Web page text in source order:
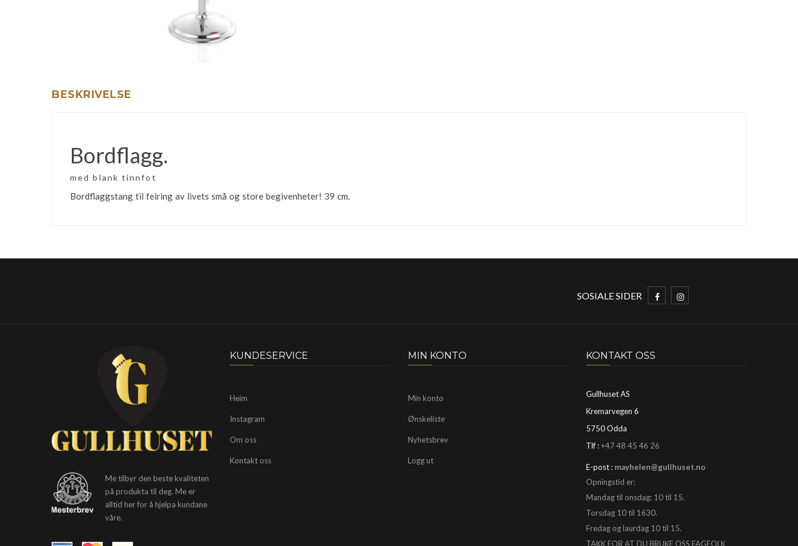
BESKRIVELSE
Bordflagg.
med blank tinnfot
Bordflaggstang til feiring av livets små og store begivenheter! 39 cm.
SOSIALE SIDER
Me tilbyr den beste kvaliteten
på produkta til deg. Me er
alltid her for å hjelpa kundane
våre.
KUNDESERVICE
Heim
Instagram
Om oss
Kontakt oss
MIN KONTO
Min konto
Ønskeliste
Nyhetsbrev
Logg ut
KONTAKT OSS
Gullhuset AS
Kremarvegen 6
5750 Odda
Tlf :+47 48 45 46 26
E-post : mayhelen@gullhuset.no
Opningstid er:
Mandag til onsdag: 10 til 15.
Torsdag 10 til 1630.
Fredag og laurdag 10 til 15.
TAKK FOR AT DU BRUKE OSS FAGFOLK